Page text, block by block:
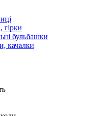
гірки
бульбашки
качалки